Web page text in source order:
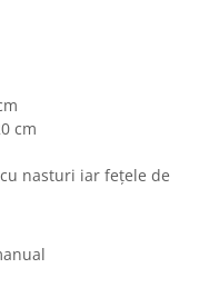
cm
nasturi iar fețele de